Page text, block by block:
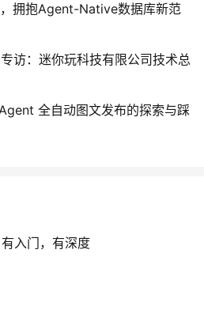
拥抱Agent-Native数据库新范
访：迷你玩科技有限公司技术总
全自动图文发布的探索与踩
入门，有深度